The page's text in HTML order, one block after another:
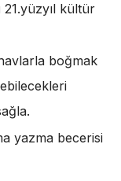
kültür
boğmak
yazma becerisi